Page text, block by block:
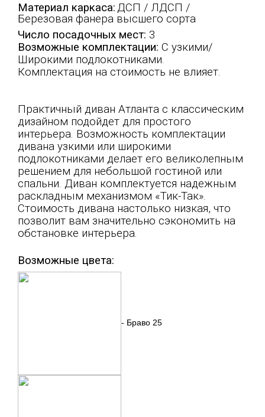
Материал каркаса:ДСП / ЛДСП /
Березовая фанера высшего сорта
Число посадочных мест: 3
Возможные комплектации: С узкими/
Широкими подлокотниками.
Комплектация на стоимость не влияет.
Практичный диван Атланта с классическим
дизайном подойдет для простого
интерьера. Возможность комплектации
дивана узкими или широкими
подлокотниками делает его великолепным
решением для небольшой гостиной или
спальни. Диван комплектуется надежным
раскладным механизмом «Тик-Так».
Стоимость дивана настолько низкая, что
позволит вам значительно сэкономить на
обстановке интерьера.
Возможные цвета:
- Браво 25